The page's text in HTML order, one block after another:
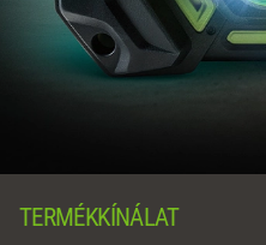
TERMÉKKÍNÁLAT